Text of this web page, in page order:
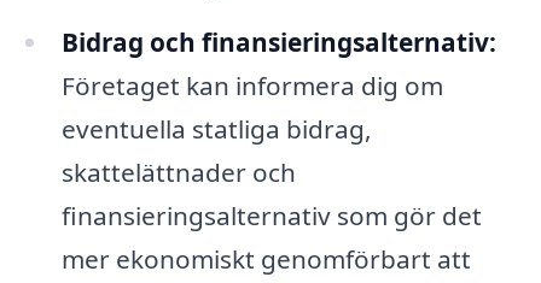
Bidrag och finansieringsalternativ:
Företaget kan informera dig om
eventuella statliga bidrag,
skattelättnader och
finansieringsalternativ som gör det
mer ekonomiskt genomförbart att